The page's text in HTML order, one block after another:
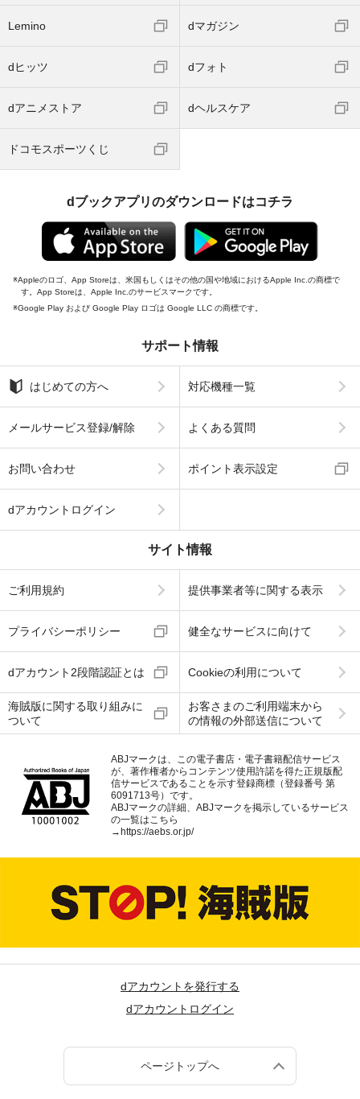
Lemino dマガジン
dヒッツ dフォト
dアニメストア dヘルスケア
ドコモスポーツくじ
dブックアプリのダウンロードはコチラ
Appleのロゴ、App Storeは、米国もしくはその他の国や地域におけるApple Inc.の商標で
す。App Storeは、Apple Inc.のサービスマークです。
Google Play および Google Play ロゴは Google LLC の商標です。
サポート情報
はじめての方へ 対応機種一覧
メールサービス登録/解除 よくある質問
お問い合わせ ポイント表示設定
dアカウントログイン
サイト情報
ご利用規約 提供事業者等に関する表示
プライバシーポリシー 健全なサービスに向けて
dアカウント2段階認証とは Cookieの利用について
海賊版に関する取り組みに
ついて
お客さまのご利用端末から
の情報の外部送信について
ABJマークは、この電子書店・電子書籍配信サービス
が、著作権者からコンテンツ使用許諾を得た正規版配
信サービスであることを示す登録商標（登録番号 第
6091713号）です。
ABJマークの詳細、ABJマークを掲示しているサービス
の一覧はこちら
→ https://aebs.or.jp/
dアカウントを発行する
dアカウントログイン
ページトップへ